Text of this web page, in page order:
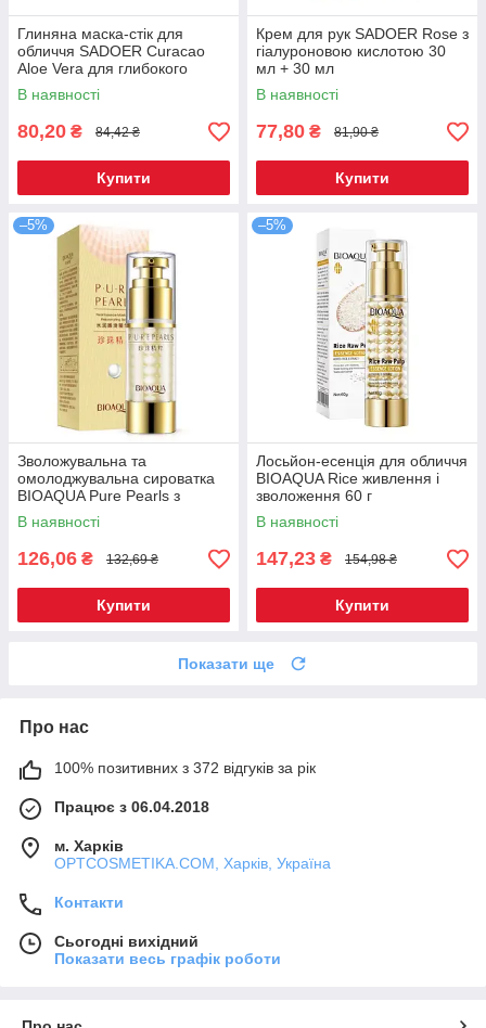
Глиняна маска-стік для
обличчя SADOER Curacao
Aloe Vera для глибокого
очищення пор 40 г
В наявності
80,20 ₴ 84,42 ₴
Купити
Крем для рук SADOER Rose з
гіалуроновою кислотою 30
мл + 30 мл
В наявності
77,80 ₴ 81,90 ₴
Купити
–5%
Зволожувальна та
омолоджувальна сироватка
BIOAQUA Pure Pearls з
натуральною перловою
пудрою 35 г (BQY04185)
В наявності
126,06 ₴ 132,69 ₴
Купити
–5%
Лосьйон-есенція для обличчя
BIOAQUA Rice живлення і
зволоження 60 г
В наявності
147,23 ₴ 154,98 ₴
Купити
Показати ще
Про нас
100% позитивних з 372 відгуків за рік
Працює з 06.04.2018
м. Харків
OPTCOSMETIKA.COM, Харків, Україна
Контакти
Сьогодні вихідний
Показати весь графік роботи